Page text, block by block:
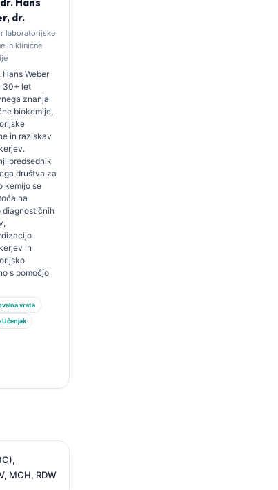
dr.
laboratorijske
in klinične
Hans Weber
30+ let
znanja
biokemije,
in raziskav
predsednik
društva za
kemijo se
na
diagnostičnih
in
s pomočjo
vrata
Učenjak
MCH, RDW